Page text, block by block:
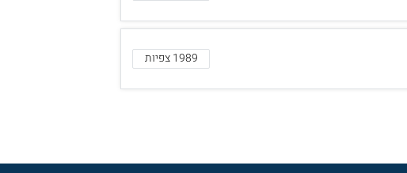
1989 צפיות